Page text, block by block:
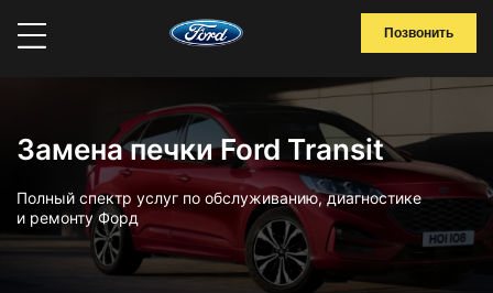
Позвонить
Замена печки Ford Transit
Полный спектр услуг по обслуживанию, диагностике
и ремонту Форд